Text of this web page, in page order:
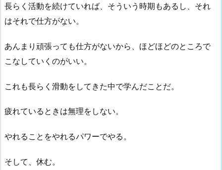
長らく活動を続けていれば、そういう時期もあるし、それ
はそれで仕方がない。
あんまり頑張っても仕方がないから、ほどほどのところで
こなしていくのがいい。
これも長らく滑動をしてきた中で学んだことだ。
疲れているときは無理をしない。
やれることをやれるパワーでやる。
そして、休む。